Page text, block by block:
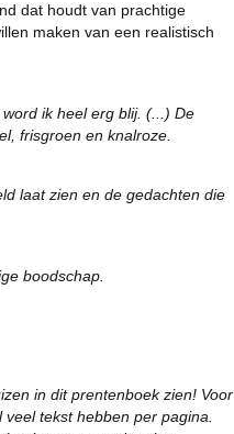
dat houdt van prachtige
maken van een realistisch
ik heel erg blij. (...) De
frisgroen en knalroze.
laat zien en de gedachten die
boodschap.
in dit prentenboek zien! Voor
tekst hebben per pagina.